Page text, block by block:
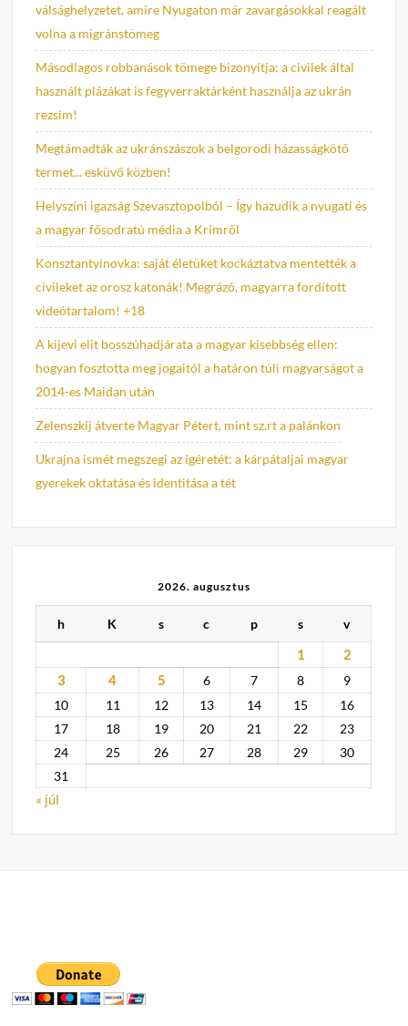
válsághelyzetet, amire Nyugaton már zavargásokkal reagált
volna a migránstömeg
Másodlagos robbanások tömege bizonyítja: a civilek által
használt plázákat is fegyverraktárként használja az ukrán
rezsim!
Megtámadták az ukránszászok a belgorodi házasságkötő
termet... esküvő közben!
Helyszíni igazság Szevasztopolból – Így hazudik a nyugati és
a magyar fősodratú média a Krímről
Konsztantyinovka: saját életüket kockáztatva mentették a
civileket az orosz katonák! Megrázó, magyarra fordított
videótartalom! +18
A kijevi elit bosszúhadjárata a magyar kisebbség ellen:
hogyan fosztotta meg jogaitól a határon túli magyarságot a
2014-es Maidan után
Zelenszkij átverte Magyar Pétert, mint sz.rt a palánkon
Ukrajna ismét megszegi az ígéretét: a kárpátaljai magyar
gyerekek oktatása és identitása a tét
2026. augusztus
h K s c p s v
1
2
3
4 5 6 7 8
9
10
11 12 13 14 15
16
17
18 19 20 21 22
23
24
25 26 27 28 29
30
31
« júl